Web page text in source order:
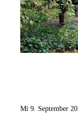
Vortrag / Lesung
Mi 9. September